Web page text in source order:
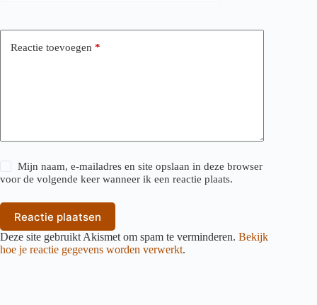
Reactie toevoegen *
Mijn naam, e-mailadres en site opslaan in deze browser
voor de volgende keer wanneer ik een reactie plaats.
Reactie plaatsen
Deze site gebruikt Akismet om spam te verminderen. Bekijk
hoe je reactie gegevens worden verwerkt.